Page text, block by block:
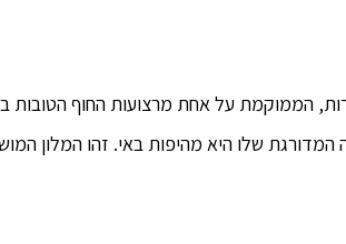
הממוקמת על אחת מרצועות החוף הטובות
המדורגת שלו היא מהיפות באי. זהו המלון